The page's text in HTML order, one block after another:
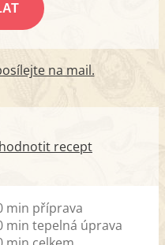
na mail.
recept
min příprava
min tepelná úprava